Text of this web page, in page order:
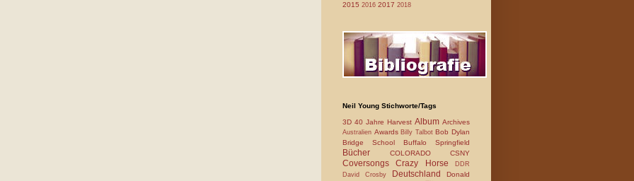
2015 2016 2017 2018
Neil Young Stichworte/Tags
3D 40 Jahre Harvest Album Archives
Australien Awards Billy Talbot Bob Dylan
Bridge School Buffalo Springfield
Bücher COLORADO CSNY
CoversongsCrazy HorseDDR
David Crosby
Deutschland
Donald